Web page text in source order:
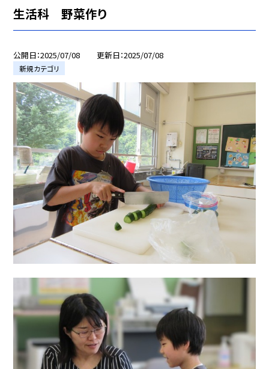
生活科 野菜作り
公開日 2025/07/08 更新日 2025/07/08
新規カテゴリ